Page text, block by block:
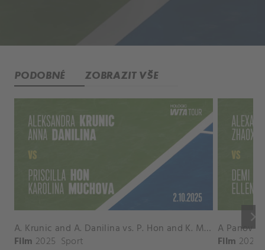
PODOBNÉ ZOBRAZIT VŠE
keyboard_arrow_right
A. Krunic and A. Danilina vs. P. Hon and K. Muchova Match Highlights - BEIJING_Capital Group Diamond ( October 02, 2025)
Film 2025 Sport Film 2026